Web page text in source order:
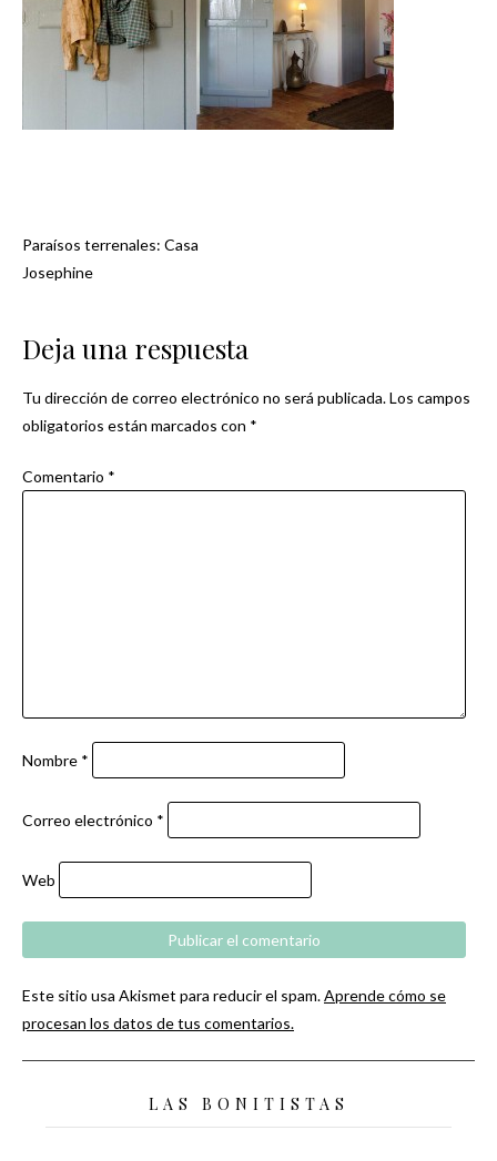
Navegación
Paraísos terrenales: Casa
Josephine
Deja una respuesta
Tu dirección de correo electrónico no será publicada.Los campos
obligatorios están marcados con *
Comentario *
Nombre *
Correo electrónico *
Web
Este sitio usa Akismet para reducir el spam.Aprende cómo se
procesan los datos de tus comentarios.
LAS BONITISTAS